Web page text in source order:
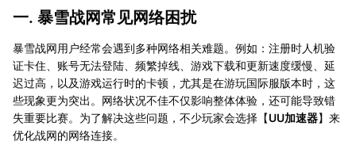
一. 暴雪战网常见网络困扰
暴雪战网用户经常会遇到多种网络相关难题。例如：注册时人机验
证卡住、账号无法登陆、频繁掉线、游戏下载和更新速度缓慢、延
迟过高，以及游戏运行时的卡顿，尤其是在游玩国际服版本时，这
些现象更为突出。网络状况不佳不仅影响整体体验，还可能导致错
失重要比赛。为了解决这些问题，不少玩家会选择【UU加速器】来
优化战网的网络连接。